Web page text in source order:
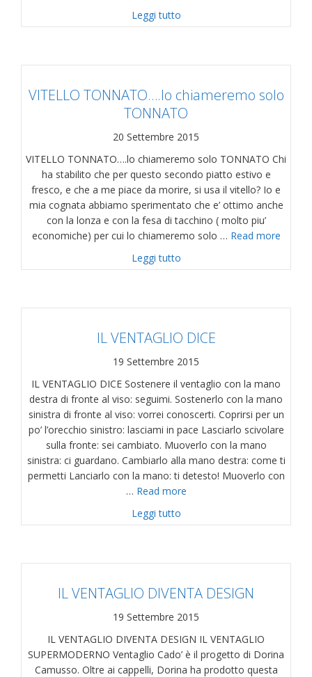
Leggi tuttoabout MAFALDA
VITELLO TONNATO….lo chiameremo solo
TONNATO
20 Settembre 2015
VITELLO TONNATO….lo chiameremo solo TONNATO Chi
ha stabilito che per questo secondo piatto estivo e
fresco, e che a me piace da morire, si usa il vitello? Io e
mia cognata abbiamo sperimentato che e’ ottimo anche
con la lonza e con la fesa di tacchino ( molto piu’
economiche) per cui lo chiameremo solo … Read more
Leggi tuttoabout VITELLO
IL VENTAGLIO DICE
19 Settembre 2015
IL VENTAGLIO DICE Sostenere il ventaglio con la mano
destra di fronte al viso: seguimi. Sostenerlo con la mano
sinistra di fronte al viso: vorrei conoscerti. Coprirsi per un
po’ l’orecchio sinistro: lasciami in pace Lasciarlo scivolare
sulla fronte: sei cambiato. Muoverlo con la mano
sinistra: ci guardano. Cambiarlo alla mano destra: come ti
permetti Lanciarlo con la mano: ti detesto! Muoverlo con
… Read more
Leggi tuttoabout IL VENTAGLIO DICE
IL VENTAGLIO DIVENTA DESIGN
19 Settembre 2015
IL VENTAGLIO DIVENTA DESIGN IL VENTAGLIO
SUPERMODERNO Ventaglio Cado’ è il progetto di Dorina
Camusso. Oltre ai cappelli, Dorina ha prodotto questa